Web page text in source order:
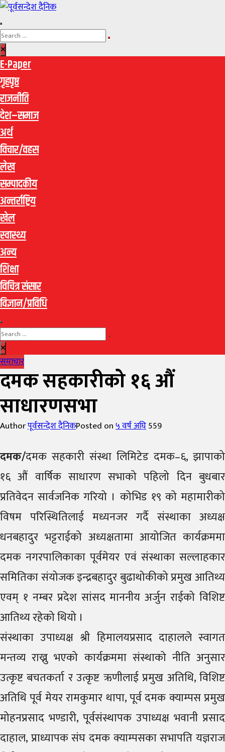
E-Paper
गृहपृष्ठ
राजनीति
देश–समाज
अर्थ
विचार/वहस
लेख
सम्पादकीय
अन्तर्राष्ट्रिय
खेल
स्वास्थ्य
अन्य
शिक्षा
विचित्र संसार
विज्ञान/प्रविधि
समाचार
दमक सहकारीको १६ औं
साधारणसभा
Authorपूर्वसन्देश दैनिकPosted on५ वर्ष अघि559
दमक/दमक सहकारी संस्था लिमिटेड दमक–६, झापाको
१६ औं वार्षिक साधारण सभाको पहिलो दिन बुधबार
प्रतिवेदन सार्वजनिक गरियो । कोभिड १९ को महामारीको
विषम परिस्थितिलाई मध्यनजर गर्दै संस्थाका अध्यक्ष
धनबहादुर भट्टराईको अध्यक्षतामा आयोजित कार्यक्रममा
दमक नगरपालिकाका पूर्वमेयर एवं संस्थाका सल्लाहकार
समितिका संयोजक इन्द्रबहादुर बुढाथोकीको प्रमुख आतिथ्य
एवम् १ नम्बर प्रदेश सांसद माननीय अर्जुन राईको विशिष्ट
आतिथ्य रहेको थियो ।
संस्थाका उपाध्यक्ष श्री हिमालयप्रसाद दाहालले स्वागत
मन्तव्य राख्नु भएको कार्यक्रममा संस्थाको नीति अनुसार
उत्कृष्ट बचतकर्ता र उत्कृष्ट ऋणीलाई प्रमुख अतिथि, विशिष्ट
अतिथि पूर्व मेयर रामकुमार थापा, पूर्व दमक क्याम्पस प्रमुख
मोहनप्रसाद भण्डारी, पूर्वसंस्थापक उपाध्यक्ष भवानी प्रसाद
दाहाल, प्राध्यापक संघ दमक क्याम्पसका सभापति यज्ञराज